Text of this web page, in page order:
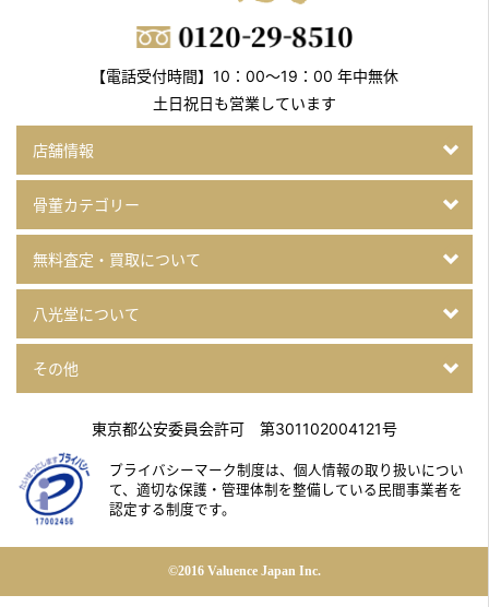
【電話受付時間】10：00～19：00 年中無休
土日祝日も営業しています
店舗情報
骨董カテゴリー
無料査定・買取について
八光堂について
その他
東京都公安委員会許可 第301102004121号
プライバシーマーク制度は、個人情報の取り扱いについ
て、適切な保護・管理体制を整備している民間事業者を
認定する制度です。
©2016 Valuence Japan Inc.